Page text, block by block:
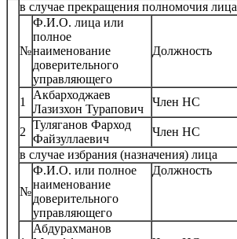
в случае прекращения полномочия лица
№
Ф.И.О. лица или
полное
наименование
доверительного
управляющего
Должность
1
Акбарходжаев
Лазизхон Турапович
Член НС
2
Туляганов Фарход
Файзуллаевич
Член НС
в случае избрания (назначения) лица
№
Ф.И.О. или полное
наименование
доверительного
управляющего
Должность
Абдурахманов